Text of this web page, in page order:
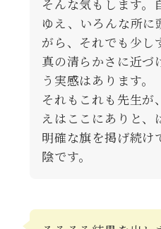
そんな気もします。
ゆえ、いろんな所に
がら、それでも少し
真の清らかさに近づ
う実感はあります。
それもこれも先生が
えはここにありと、
明確な旗を掲げ続け
陰です。